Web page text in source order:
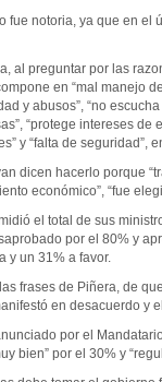
fue notoria, ya que en
al preguntar por las
en “mal manejo
y abusos”, “no
“protege intereses de
y “falta de seguridad”,
dicen hacerlo porque
económico”, “fue
el total de sus
por el 80% y
y un 31% a favor.
frases de Piñera, de
en desacuerdo y
por el
bien” por el 30% y